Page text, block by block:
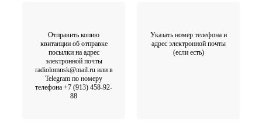
Отправить копию
квитанции об отправке
посылки на адрес
электронной почты
radiolomnsk@mail.ru или в
Telegram по номеру
телефона +7 (913) 458-92-
88
Указать номер телефона и
адрес электронной почты
(если есть)